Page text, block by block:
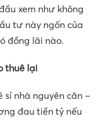
xem như không
tư này ngốn của
đồng lãi nào.
thuê lại
sỉ nhà nguyên căn –
đau tiền tỷ nếu